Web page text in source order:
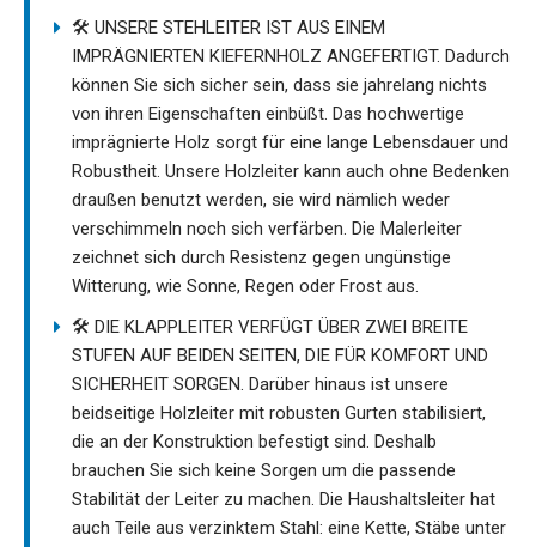
🛠️ UNSERE STEHLEITER IST AUS EINEM
IMPRÄGNIERTEN KIEFERNHOLZ ANGEFERTIGT. Dadurch
können Sie sich sicher sein, dass sie jahrelang nichts
von ihren Eigenschaften einbüßt. Das hochwertige
imprägnierte Holz sorgt für eine lange Lebensdauer und
Robustheit. Unsere Holzleiter kann auch ohne Bedenken
draußen benutzt werden, sie wird nämlich weder
verschimmeln noch sich verfärben. Die Malerleiter
zeichnet sich durch Resistenz gegen ungünstige
Witterung, wie Sonne, Regen oder Frost aus.
🛠️ DIE KLAPPLEITER VERFÜGT ÜBER ZWEI BREITE
STUFEN AUF BEIDEN SEITEN, DIE FÜR KOMFORT UND
SICHERHEIT SORGEN. Darüber hinaus ist unsere
beidseitige Holzleiter mit robusten Gurten stabilisiert,
die an der Konstruktion befestigt sind. Deshalb
brauchen Sie sich keine Sorgen um die passende
Stabilität der Leiter zu machen. Die Haushaltsleiter hat
auch Teile aus verzinktem Stahl: eine Kette, Stäbe unter